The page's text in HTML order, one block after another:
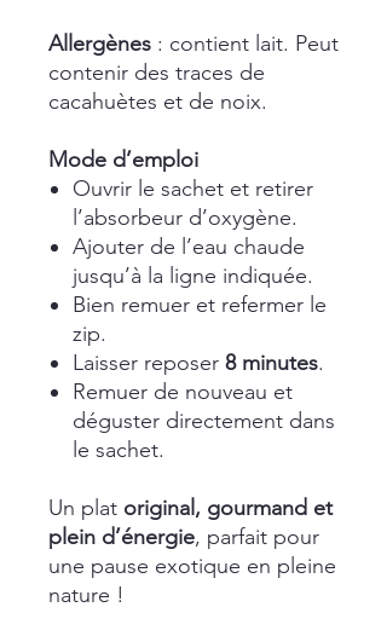
Allergènes : contient lait. Peut
contenir des traces de
cacahuètes et de noix.
Mode d’emploi
Ouvrir le sachet et retirer
l’absorbeur d’oxygène.
Ajouter de l’eau chaude
jusqu’à la ligne indiquée.
Bien remuer et refermer le
zip.
Laisser reposer 8 minutes.
Remuer de nouveau et
déguster directement dans
le sachet.
Un plat original, gourmand et
plein d’énergie, parfait pour
une pause exotique en pleine
nature !